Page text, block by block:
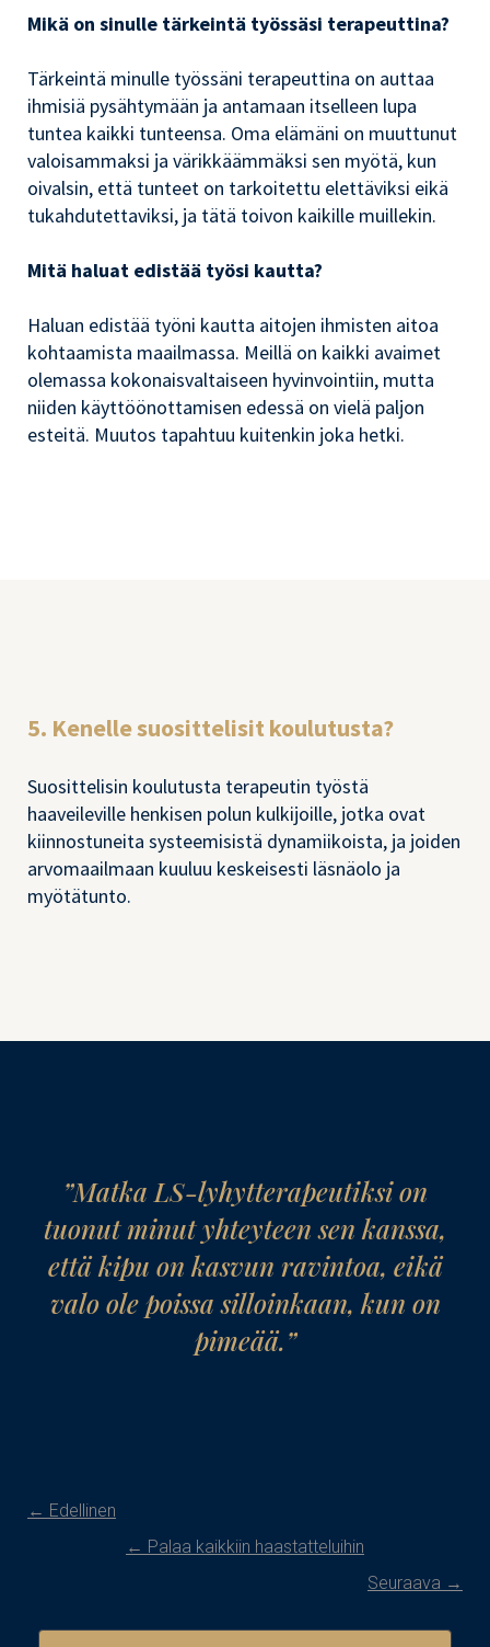
Mikä on sinulle tärkeintä työssäsi terapeuttina?
Tärkeintä minulle työssäni terapeuttina on auttaa
ihmisiä pysähtymään ja antamaan itselleen lupa
tuntea kaikki tunteensa. Oma elämäni on muuttunut
valoisammaksi ja värikkäämmäksi sen myötä, kun
oivalsin, että tunteet on tarkoitettu elettäviksi eikä
tukahdutettaviksi, ja tätä toivon kaikille muillekin.
Mitä haluat edistää työsi kautta?
Haluan edistää työni kautta aitojen ihmisten aitoa
kohtaamista maailmassa. Meillä on kaikki avaimet
olemassa kokonaisvaltaiseen hyvinvointiin, mutta
niiden käyttöönottamisen edessä on vielä paljon
esteitä. Muutos tapahtuu kuitenkin joka hetki.
5. Kenelle suosittelisit koulutusta?
Suosittelisin koulutusta terapeutin työstä
haaveileville henkisen polun kulkijoille, jotka ovat
kiinnostuneita systeemisistä dynamiikoista, ja joiden
arvomaailmaan kuuluu keskeisesti läsnäolo ja
myötätunto.
”Matka LS-lyhytterapeutiksi on
tuonut minut yhteyteen sen kanssa,
että kipu on kasvun ravintoa, eikä
valo ole poissa silloinkaan, kun on
pimeää.”
← Edellinen
← Palaa kaikkiin haastatteluihin
Seuraava →